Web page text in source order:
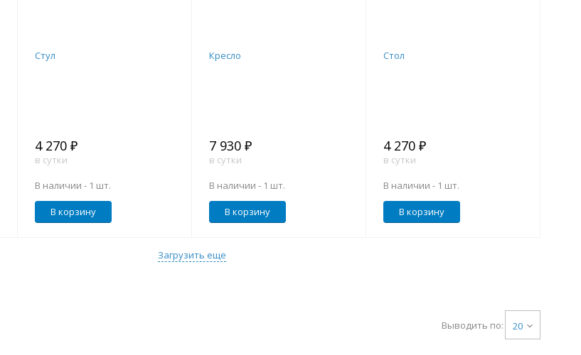
Стул
4 270 ₽
в сутки
В наличии - 1 шт.
В корзину
Кресло
7 930 ₽
в сутки
В наличии - 1 шт.
В корзину
Стол
4 270 ₽
в сутки
В наличии - 1 шт.
В корзину
Загрузить еще
Выводить по: 20